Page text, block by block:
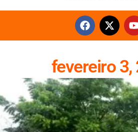
fevereiro 3,